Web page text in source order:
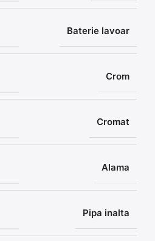
Baterie lavoar
Crom
Cromat
Alama
Pipa inalta